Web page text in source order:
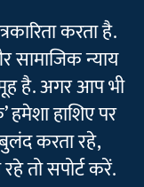
* indicates
करता है.
सामाजिक न्याय
है. अगर आप भी
हाशिए पर
करता रहे,
तो सपोर्ट करें.